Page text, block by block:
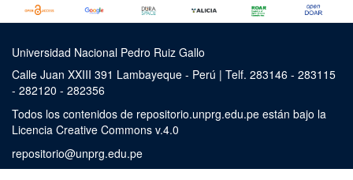
Universidad Nacional Pedro Ruiz Gallo
Calle Juan XXIII 391 Lambayeque - Perú | Telf. 283146 - 283115
- 282120 - 282356
Todos los contenidos de repositorio.unprg.edu.pe están bajo la
Licencia Creative Commons v.4.0
repositorio@unprg.edu.pe